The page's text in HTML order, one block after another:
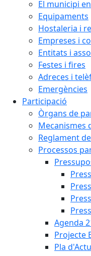
El municipi
Equipaments
Hostaleria i
Empreses i
Entitats i
Festes i fires
Adreces i
Emergències
Participació
Òrgans de
Mecanismes
Reglament
Processos
Agenda
Projecte
Pla